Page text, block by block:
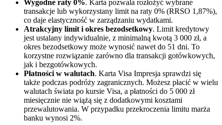
Wygodne raty 0%. Karta pozwala rozłożyć wybrane
transakcje lub wykorzystany limit na raty 0% (RRSO 1,87%),
co daje elastyczność w zarządzaniu wydatkami.
Atrakcyjny limit i okres bezodsetkowy. Limit kredytowy
jest ustalany indywidualnie, z minimalną kwotą 3 000 zł, a
okres bezodsetkowy może wynosić nawet do 51 dni. To
korzystne rozwiązanie zarówno dla transakcji gotówkowych,
jak i bezgotówkowych.
Płatności w walutach. Karta Visa Impresja sprawdzi się
także podczas podróży zagranicznych. Możesz płacić w wielu
walutach świata po kursie Visa, a płatności do 5 000 zł
miesięcznie nie wiążą się z dodatkowymi kosztami
przewalutowania. W przypadku przekroczenia limitu marża
banku wynosi 2%.